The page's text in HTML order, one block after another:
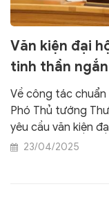
Văn kiện đại
tinh thần
phá, vươn lên
Về công tác chuẩn
Phó Thủ tướng
yêu cầu văn kiện
thần ngắn ngọn,
23/04/2025